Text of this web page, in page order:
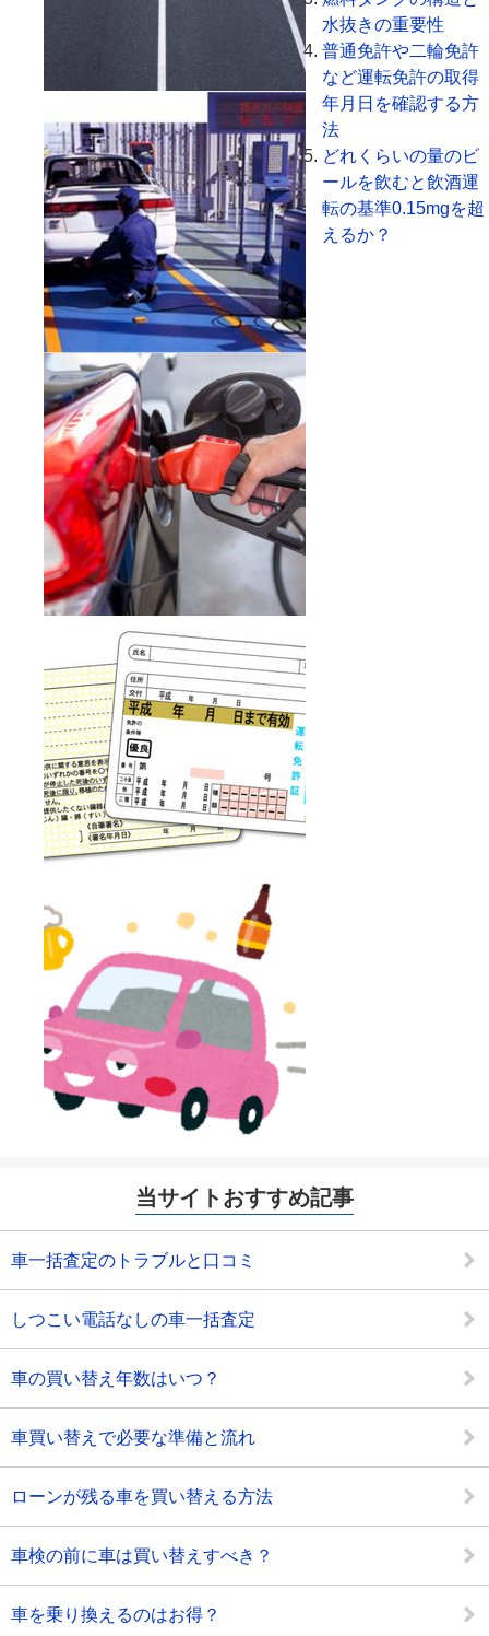
水抜きの重要性
普通免許や二輪免許
など運転免許の取得
年月日を確認する方
法
どれくらいの量のビ
ールを飲むと飲酒運
転の基準0.15mgを超
えるか？
当サイトおすすめ記事
車一括査定のトラブルと口コミ
しつこい電話なしの車一括査定
車の買い替え年数はいつ？
車買い替えで必要な準備と流れ
ローンが残る車を買い替える方法
車検の前に車は買い替えすべき？
車を乗り換えるのはお得？